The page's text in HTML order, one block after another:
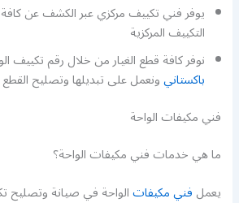
يوفر فني تكييف مركزي عبر الكشف عن
التكييف المركزية
نوفر كافة قطع الغيار من خلال رقم تكييف
باكستانيونعمل على تبديلها وتصليح القطع
فني مكيفات الواحة
ما هي خدمات فني مكيفات الواحة؟
يعملفني مكيفاتالواحة في صيانة وتصليح